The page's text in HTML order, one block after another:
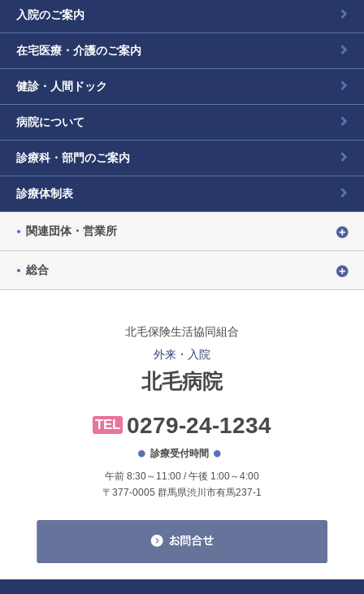
入院のご案内
在宅医療・介護のご案内
健診・人間ドック
病院について
診療科・部門のご案内
診療体制表
関連団体・営業所
総合
北毛保険生活協同組合
外来・入院
北毛病院
TEL 0279-24-1234
診療受付時間
午前 8:30～11:00 / 午後 1:00～4:00
〒377-0005 群馬県渋川市有馬237-1